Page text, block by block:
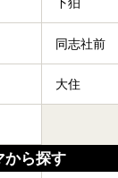
下狛
同志社前
大住
から探す